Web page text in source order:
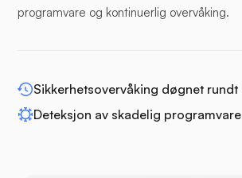
WP-utvid
programvare og kontinuerlig overvåking.
Sikkerhetsovervåking døgnet rundt
Deteksjon av skadelig programvare